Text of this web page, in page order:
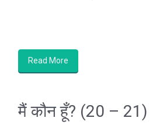
Read More
मैं कौन हूँ? (20 – 21)